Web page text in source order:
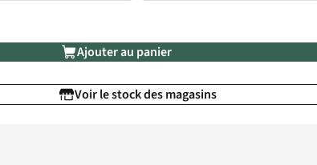
Ajouter au panier
Voir le stock des magasins